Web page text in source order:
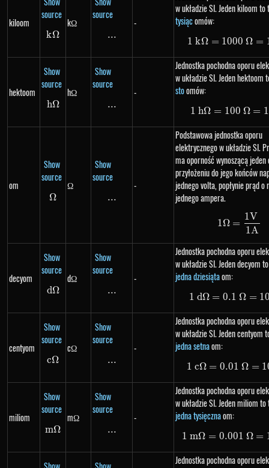
kiloom
source
k\Omega
kΩ
kΩ
source
\text{...}
...
-
w układzie SI. Jeden kiloom to
tysiącomów:
1\
1 kΩ = 1000 Ω =
hektoom
Show
source
h\Omega
hΩ
hΩ
Show
source
\text{...}
...
-
Jednostka pochodna oporu
w układzie SI. Jeden hektoom
stoomów:
1\
1 hΩ = 100 Ω = 1
om
Show
source
\Omega
Ω
Ω
Show
source
\text{...}
...
-
Podstawowa jednostka oporu
elektrycznego w układzie SI.
ma oporność wynoszącą
przyłożeniu do jego końców
jednego volta, popłynie prąd o
jednego ampera.
1
1Ω =
1A
1V
decyom
Show
source
d\Omega
dΩ
dΩ
Show
source
\text{...}
...
-
Jednostka pochodna oporu
w układzie SI. Jeden decyom
jedna dziesiątaom:
1\
1 dΩ = 0.1 Ω = 1
centyom
Show
source
c\Omega
cΩ
cΩ
Show
source
\text{...}
...
-
Jednostka pochodna oporu
w układzie SI. Jeden centyom
jedna setnaom:
1\
1 cΩ = 0.01 Ω = 1
miliom
Show
source
m\Omega
mΩ
mΩ
Show
source
\text{...}
...
-
Jednostka pochodna oporu
w układzie SI. Jeden miliom
jedna tysięcznaom:
1\
1 mΩ = 0.001 Ω =
Jednostka pochodna oporu